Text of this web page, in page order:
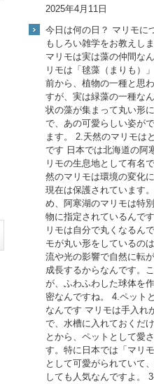
2025年4月11日
今日は何の日？ マリモに
もしろい雑学をお教えし
マリモは実は藻の仲間な
リモは「毬藻（まりも）
前から、植物の一種と思
すが、実は緑藻の一種な
状の藻が集まって丸い形
で、あの可愛らしい姿が
ます。 2.天然のマリモは
です 日本では北海道の阿
リモの生息地として有名
然のマリモは環境の変化に
現在は保護されています
め、阿寒湖のマリモは特
物に指定されているんで
リモは自分で丸くなるん
モが丸い形をしているの
流や光の影響で自然に転
成長するからなんです。
が、ふわふわした球体を
密なんですね。 4.ペット
なんです マリモは手入れ
で、水槽に入れておくだ
とから、ペットとして愛
す。特に日本では「マリモ
として可愛がられていて
しても人気なんですよ。